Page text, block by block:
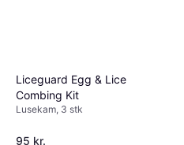
Liceguard Egg & Lice
Combing Kit
Lusekam, 3 stk
95 kr.